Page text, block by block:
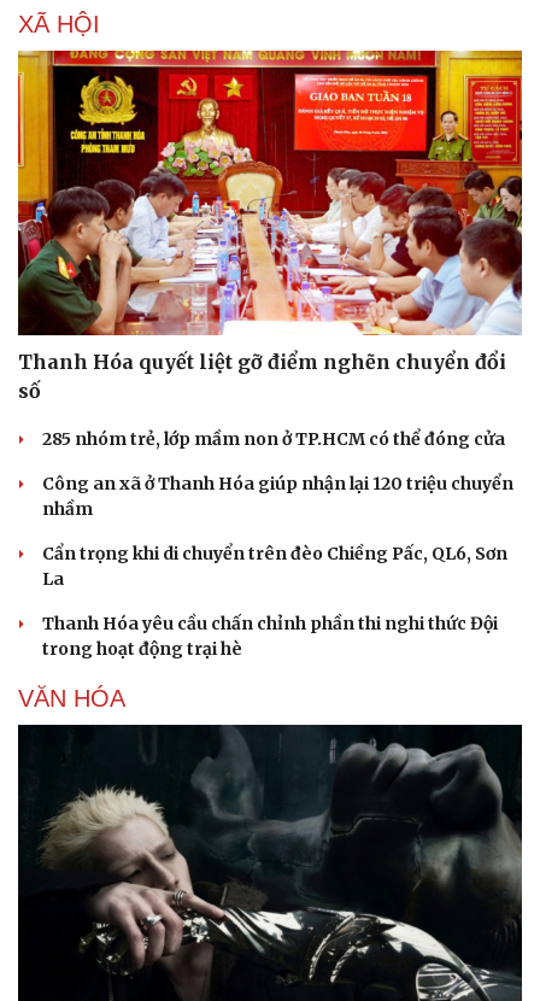
Sức khỏe
Cây thuốc
Sản phụ khoa
Nam khoa
Làm đẹp - giảm cân
Phòng mạch online
Ăn sạch sống khỏe
Tình yêu - Gia đình
XÃ HỘI
Thanh Hóa quyết liệt gỡ điểm nghẽn chuyển đổi
số
285 nhóm trẻ, lớp mầm non ở TP.HCM có thể đóng cửa
Công an xã ở Thanh Hóa giúp nhận lại 120 triệu chuyển
nhầm
Cẩn trọng khi di chuyển trên đèo Chiềng Pấc, QL6, Sơn
La
Thanh Hóa yêu cầu chấn chỉnh phần thi nghi thức Đội
trong hoạt động trại hè
VĂN HÓA